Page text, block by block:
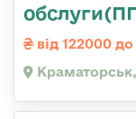
від 122000